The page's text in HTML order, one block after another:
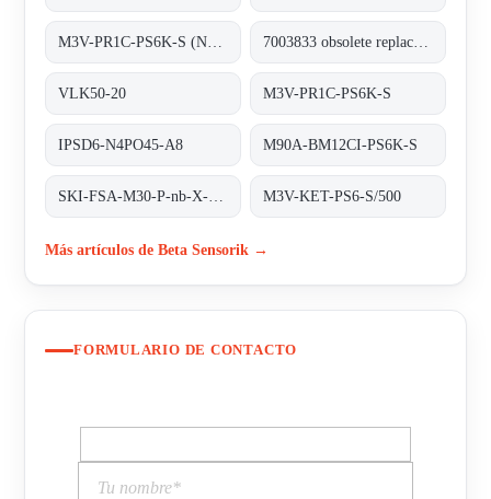
VLK50-20 M3V-PR1C-PS6K-S
IPSD6-N4PO45-A8 M90A-BM12CI-PS6K-S
M3V-KET-PS6-S/500
Más artículos de Beta Sensorik →
FORMULARIO DE CONTACTO